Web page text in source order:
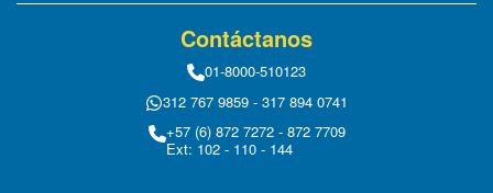
Contáctanos
01-8000-510123
312 767 9859 - 317 894 0741
+57 (6) 872 7272 - 872 7709
Ext: 102 - 110 - 144